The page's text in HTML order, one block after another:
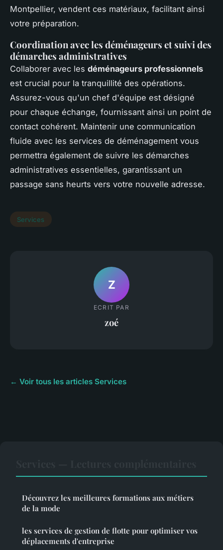
Montpellier, vendent ces matériaux, facilitant ainsi
votre préparation.
Coordination avec les déménageurs et suivi des
démarches administratives
Collaborer avec les déménageurs professionnels
est crucial pour la tranquillité des opérations.
Assurez-vous qu'un chef d'équipe est désigné
pour chaque échange, fournissant ainsi un point de
contact cohérent. Maintenir une communication
fluide avec les services de déménagement vous
permettra également de suivre les démarches
administratives essentielles, garantissant un
passage sans heurts vers votre nouvelle adresse.
Services
Z
ECRIT PAR
zoé
← Voir tous les articles Services
Découvrez les meilleures formations aux métiers
de la mode
les services de gestion de flotte pour optimiser vos
déplacements d'entreprise